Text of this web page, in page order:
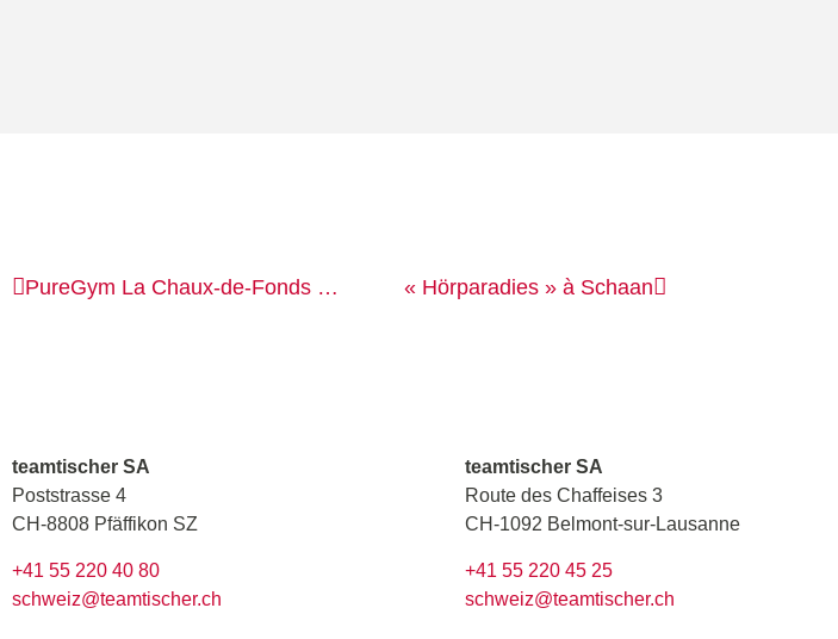
PureGym La Chaux-de-Fonds et Prilly « Hörparadies » à Schaan
teamtischer SA
Poststrasse 4
CH-8808 Pfäffikon SZ
+41 55 220 40 80
schweiz@teamtischer.ch
teamtischer SA
Route des Chaffeises 3
CH-1092 Belmont-sur-Lausanne
+41 55 220 45 25
schweiz@teamtischer.ch